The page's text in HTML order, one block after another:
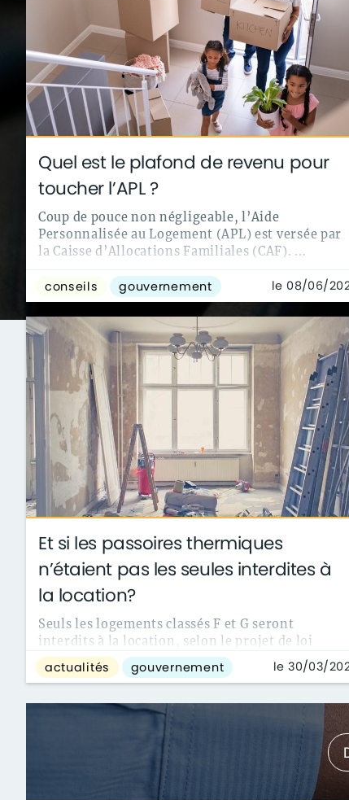
technologie
Quel est le plafond de revenu pour
toucher l’APL ?
Coup de pouce non négligeable, l’Aide
Personnalisée au Logement (APL) est versée par
la Caisse d’Allocations Familiales (CAF). ...
conseils gouvernement le 08/06/
Et si les passoires thermiques
n’étaient pas les seules interdites à
la location?
Seuls les logements classés F et G seront
interdits à la location, selon le projet de loi
climat. Mais un député de la majorité, ...
actualités gouvernement le 30/03/